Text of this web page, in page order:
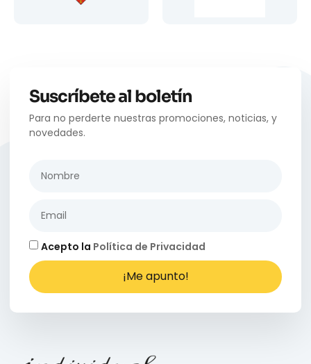
Suscríbete al boletín
Para no perderte nuestras promociones, noticias, y
novedades.
Acepto la Política de Privacidad
¡Me apunto!